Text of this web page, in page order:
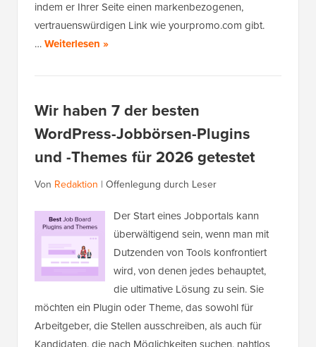
indem er Ihrer Seite einen markenbezogenen,
vertrauenswürdigen Link wie yourpromo.com gibt.
…Weiterlesen »
Wir haben 7 der besten
WordPress-Jobbörsen-Plugins
und -Themes für 2026 getestet
Von Redaktion | Offenlegung durch Leser
Der Start eines Jobportals kann
überwältigend sein, wenn man mit
Dutzenden von Tools konfrontiert
wird, von denen jedes behauptet,
die ultimative Lösung zu sein. Sie
möchten ein Plugin oder Theme, das sowohl für
Arbeitgeber, die Stellen ausschreiben, als auch für